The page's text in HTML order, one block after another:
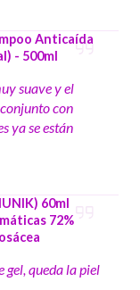
Anticaída
- 500ml
suave y el
con
ya se están
60ml
72%
gel, queda la piel